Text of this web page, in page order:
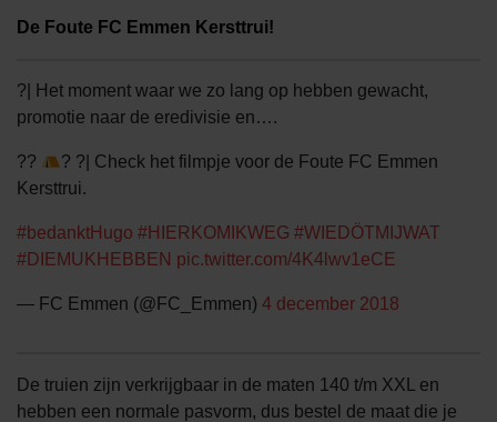
De Foute FC Emmen Kersttrui!
?| Het moment waar we zo lang op hebben gewacht,
promotie naar de eredivisie en….
??
? ?| Check het filmpje voor de Foute FC Emmen
Kersttrui.
#bedanktHugo #HIERKOMIKWEG #WIEDÖTMIJWAT
#DIEMUKHEBBEN pic.twitter.com/4K4lwv1eCE
— FC Emmen (@FC_Emmen) 4 december 2018
De truien zijn verkrijgbaar in de maten 140 t/m XXL en
hebben een normale pasvorm, dus bestel de maat die je